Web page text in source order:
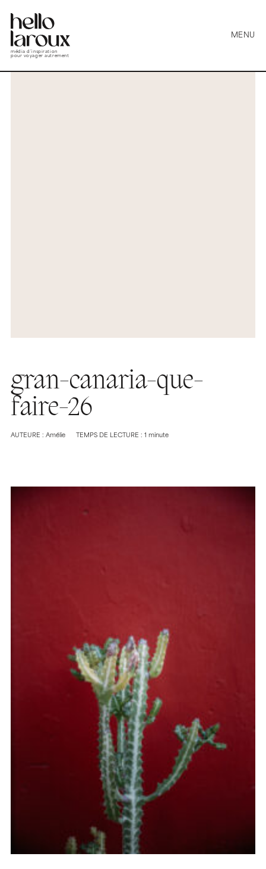
média d’inspiration
pour voyager autrement
MENU
gran-canaria-que-
faire-26
AUTEURE : Amélie TEMPS DE LECTURE : 1 minute